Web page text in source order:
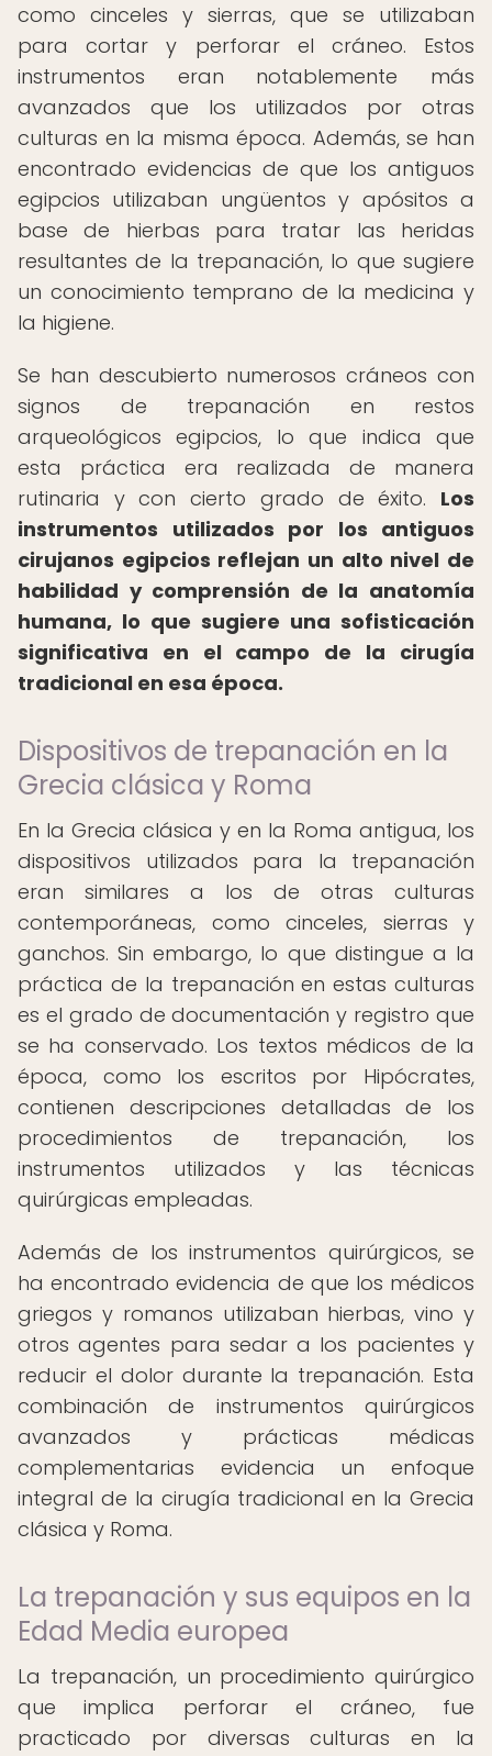
como cinceles y sierras, que se utilizaban
para cortar y perforar el cráneo. Estos
instrumentos eran notablemente más
avanzados que los utilizados por otras
culturas en la misma época. Además, se han
encontrado evidencias de que los antiguos
egipcios utilizaban ungüentos y apósitos a
base de hierbas para tratar las heridas
resultantes de la trepanación, lo que sugiere
un conocimiento temprano de la medicina y
la higiene.
Se han descubierto numerosos cráneos con
signos de trepanación en restos
arqueológicos egipcios, lo que indica que
esta práctica era realizada de manera
rutinaria y con cierto grado de éxito. Los
instrumentos utilizados por los antiguos
cirujanos egipcios reflejan un alto nivel de
habilidad y comprensión de la anatomía
humana, lo que sugiere una sofisticación
significativa en el campo de la cirugía
tradicional en esa época.
Dispositivos de trepanación en la
Grecia clásica y Roma
En la Grecia clásica y en la Roma antigua, los
dispositivos utilizados para la trepanación
eran similares a los de otras culturas
contemporáneas, como cinceles, sierras y
ganchos. Sin embargo, lo que distingue a la
práctica de la trepanación en estas culturas
es el grado de documentación y registro que
se ha conservado. Los textos médicos de la
época, como los escritos por Hipócrates,
contienen descripciones detalladas de los
procedimientos de trepanación, los
instrumentos utilizados y las técnicas
quirúrgicas empleadas.
Además de los instrumentos quirúrgicos, se
ha encontrado evidencia de que los médicos
griegos y romanos utilizaban hierbas, vino y
otros agentes para sedar a los pacientes y
reducir el dolor durante la trepanación. Esta
combinación de instrumentos quirúrgicos
avanzados y prácticas médicas
complementarias evidencia un enfoque
integral de la cirugía tradicional en la Grecia
clásica y Roma.
La trepanación y sus equipos en la
Edad Media europea
La trepanación, un procedimiento quirúrgico
que implica perforar el cráneo, fue
practicado por diversas culturas en la